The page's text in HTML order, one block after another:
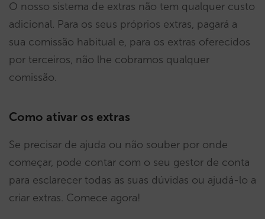
O nosso sistema de extras não tem qualquer custo
adicional. Para os seus próprios extras, pagará a
sua comissão habitual e, para os extras oferecidos
por terceiros, não lhe cobramos qualquer
comissão.
Como ativar os extras
Se precisar de ajuda ou não souber por onde
começar, pode contar com o seu gestor de conta
para esclarecer todas as suas dúvidas ou ajudá-lo a
criar extras. Comece agora!